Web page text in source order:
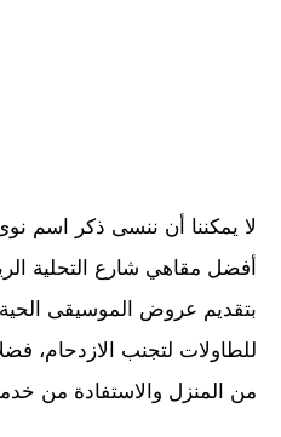
لا يمكننا أن ننسى ذكر اسم
أفضل مقاهي شارع التحلية
بتقديم عروض الموسيقى
للطاولات لتجنب الازدحام،
من المنزل والاستفادة من